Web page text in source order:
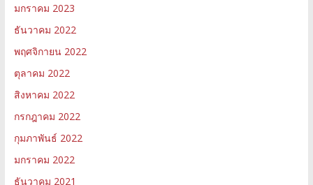
มกราคม 2023
ธันวาคม 2022
พฤศจิกายน 2022
ตุลาคม 2022
สิงหาคม 2022
กรกฎาคม 2022
กุมภาพันธ์ 2022
มกราคม 2022
ธันวาคม 2021